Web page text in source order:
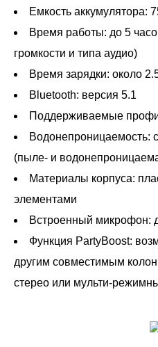
Емкость аккумулятора:
Время работы: до 5
громкости и типа аудио)
Время зарядки: около
Bluetooth: версия 5.1
Поддерживаемые
Водонепроницаемость:
(пыле- и
Материалы корпуса:
элементами
Встроенный микрофон:
Функция PartyBoost:
другим совместимым
стерео или мульти-